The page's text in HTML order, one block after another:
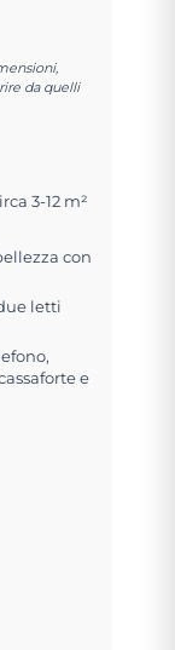
da quelli
3-12 m²
con
letti
e